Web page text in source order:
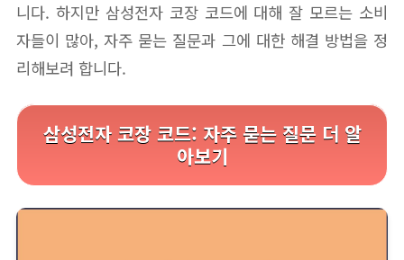
니다. 하지만 삼성전자 코장 코드에 대해 잘 모르는 소비
자들이 많아, 자주 묻는 질문과 그에 대한 해결 방법을 정
리해보려 합니다.
삼성전자 코장 코드: 자주 묻는 질문 더 알
아보기